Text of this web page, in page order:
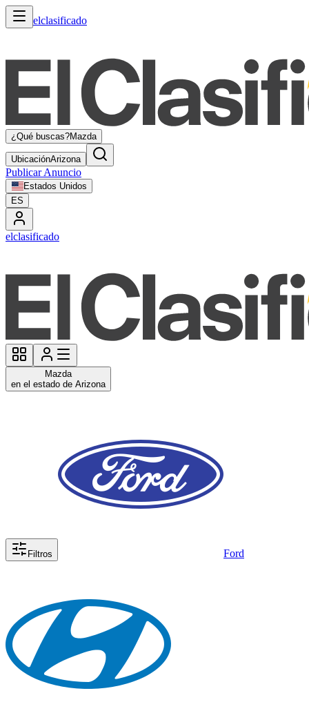
elclasificado
¿Qué buscas?Mazda
UbicaciónArizona
Publicar Anuncio
Estados Unidos
ES
elclasificado
Mazda
en el estado de Arizona
Filtros Ford